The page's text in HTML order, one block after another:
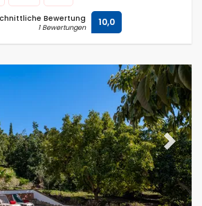
Bewertung
1 Bewertungen 10,0
Next